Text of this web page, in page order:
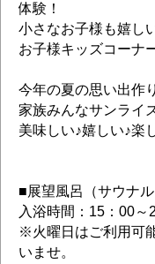
体験！
小さなお子様も嬉し
お子様キッズコーナ
今年の夏の思い出作
家族みんなサンライ
美味しい♪嬉しい♪楽
■展望風呂（サウナル
入浴時間：15：00
※火曜日はご利用可
いませ。